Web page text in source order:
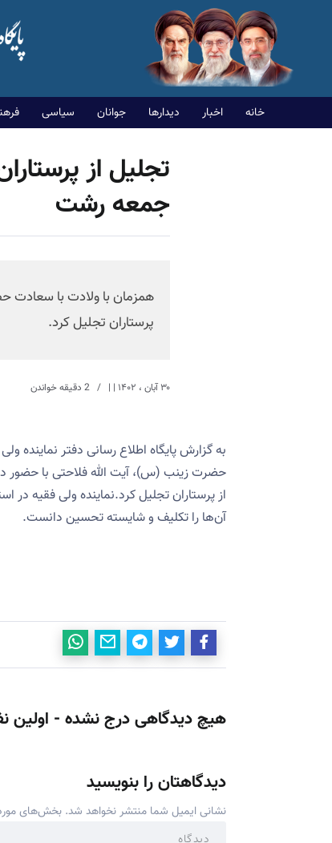
خانه اخبار دیدارها جوانان سیاسی
تجلیل از
جمعه رشت
همزمان با ولادت با سعادت
پرستاران تجلیل کرد.
۳۰ آبان ، ۱۴۰۲ | |
به گزارش پایگاه اطلاع رسانی دفتر
حضرت زینب (س)، آیت الله فلاحتی با حضور
از پرستاران تجلیل کرد.نماینده ولی فقیه در
آن‌ها را تکلیف و شایسته تحسین دانست.
هیچ دیدگاهی درج نشده - اولین
دیدگاهتان را بنویسید
نشانی ایمیل شما منتشر نخواهد شد. بخش‌های